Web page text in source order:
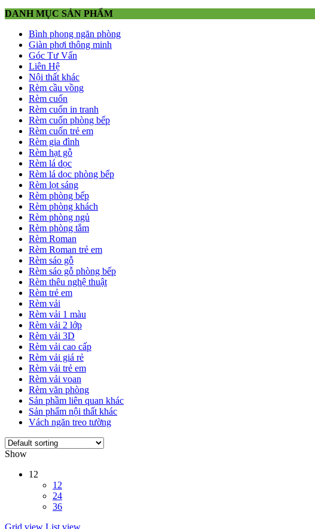
DANH MỤC SẢN PHẨM
Bình phong ngăn phòng
Giàn phơi thông minh
Góc Tư Vấn
Liên Hệ
Nội thất khác
Rèm cầu vồng
Rèm cuốn
Rèm cuốn in tranh
Rèm cuốn phòng bếp
Rèm cuốn trẻ em
Rèm gia đình
Rèm hạt gỗ
Rèm lá dọc
Rèm lá dọc phòng bếp
Rèm lọt sáng
Rèm phòng bếp
Rèm phòng khách
Rèm phòng ngủ
Rèm phòng tắm
Rèm Roman
Rèm Roman trẻ em
Rèm sáo gỗ
Rèm sáo gỗ phòng bếp
Rèm thêu nghệ thuật
Rèm trẻ em
Rèm vải
Rèm vải 1 màu
Rèm vải 2 lớp
Rèm vải 3D
Rèm vải cao cấp
Rèm vải giá rẻ
Rèm vải trẻ em
Rèm vải voan
Rèm văn phòng
Sản phầm liên quan khác
Sản phẩm nội thất khác
Vách ngăn treo tường
Show
12
12
24
36